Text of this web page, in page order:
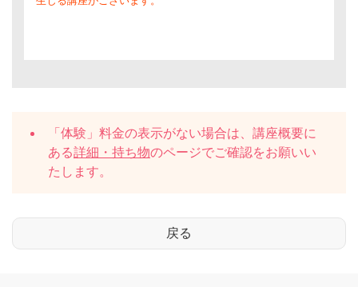
「体験」料金の表示がない場合は、講座概要に
ある詳細・持ち物のページでご確認をお願いい
たします。